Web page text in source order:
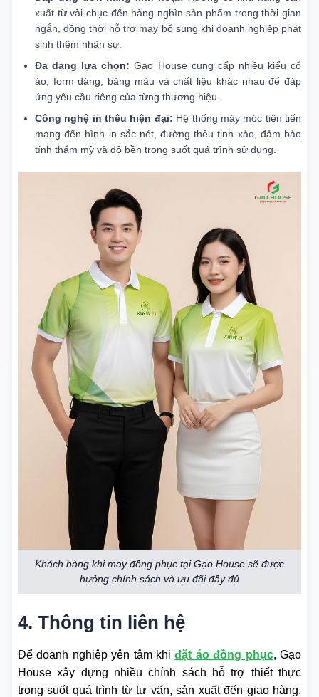
xuất từ vài chục đến hàng nghìn sản phẩm trong thời gian
ngắn, đồng thời hỗ trợ may bổ sung khi doanh nghiệp phát
sinh thêm nhân sự.
Đa dạng lựa chọn: Gạo House cung cấp nhiều kiểu cổ
áo, form dáng, bảng màu và chất liệu khác nhau để đáp
ứng yêu cầu riêng của từng thương hiệu.
Công nghệ in thêu hiện đại: Hệ thống máy móc tiên tiến
mang đến hình in sắc nét, đường thêu tinh xảo, đảm bảo
tính thẩm mỹ và độ bền trong suốt quá trình sử dụng.
Khách hàng khi may đồng phục tại Gạo House sẽ được
hưởng chính sách và ưu đãi đầy đủ
4. Thông tin liên hệ
Để doanh nghiệp yên tâm khiđặt áo đồng phục, Gạo
House xây dựng nhiều chính sách hỗ trợ thiết thực
trong suốt quá trình từ tư vấn, sản xuất đến giao hàng.